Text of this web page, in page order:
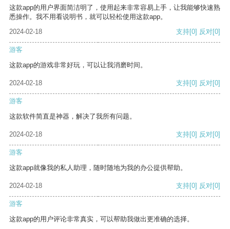
这款app的用户界面简洁明了，使用起来非常容易上手，让我能够快速熟
悉操作。我不用看说明书，就可以轻松使用这款app。
2024-02-18
支持[0] 反对[0]
游客
这款app的游戏非常好玩，可以让我消磨时间。
2024-02-18 支持[0] 反对[0]
游客
这款软件简直是神器，解决了我所有问题。
2024-02-18 支持[0] 反对[0]
游客
这款app就像我的私人助理，随时随地为我的办公提供帮助。
2024-02-18 支持[0] 反对[0]
游客
这款app的用户评论非常真实，可以帮助我做出更准确的选择。